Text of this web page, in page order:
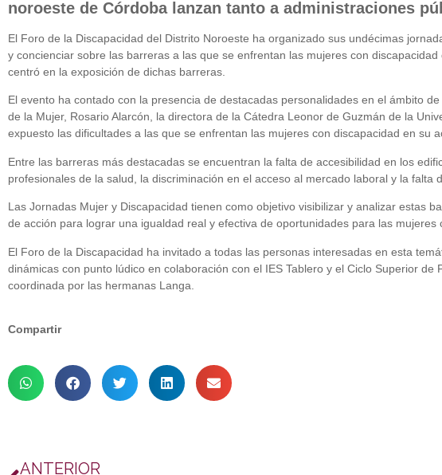
noroeste de Córdoba lanzan tanto a administraciones
El Foro de la Discapacidad del Distrito Noroeste ha organizado sus undécimas
y concienciar sobre las barreras a las que se enfrentan las mujeres con
centró en la exposición de dichas barreras.
El evento ha contado con la presencia de destacadas personalidades en el ámbito
de la Mujer, Rosario Alarcón, la directora de la Cátedra Leonor de Guzmán de la
expuesto las dificultades a las que se enfrentan las mujeres con discapacidad en
Entre las barreras más destacadas se encuentran la falta de accesibilidad en los
profesionales de la salud, la discriminación en el acceso al mercado laboral y la
Las Jornadas Mujer y Discapacidad tienen como objetivo visibilizar y analizar estas
de acción para lograr una igualdad real y efectiva de oportunidades para las mujeres
El Foro de la Discapacidad ha invitado a todas las personas interesadas en esta
dinámicas con punto lúdico en colaboración con el IES Tablero y el Ciclo Superior
coordinada por las hermanas Langa.
Compartir
ANTERIOR